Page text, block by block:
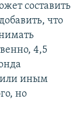
составить
что
4,5
или иным
но